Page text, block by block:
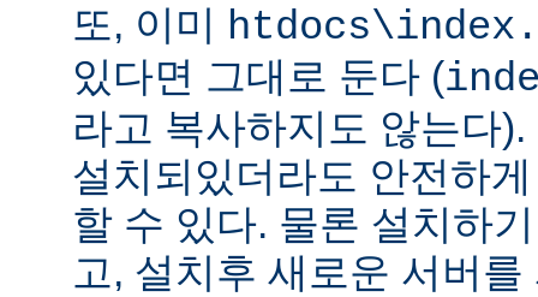
또, 이미
있다면 그대로 둔다 (
라고 복사하지도 않는다
설치되있더라도 안전하
할 수 있다. 물론 설치하
고, 설치후 새로운 서버